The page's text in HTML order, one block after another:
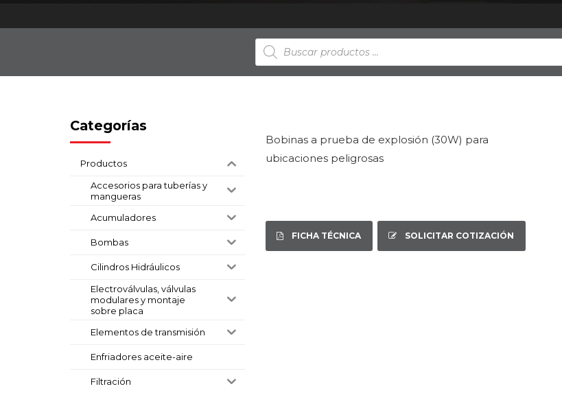
Búsqueda
de
productos
Bobinas a prueba de explosión (30W) para
ubicaciones peligrosas
FICHA TÉCNICA SOLICITAR COTIZACIÓN
Categorías
Productos
Accesorios para tuberías y
mangueras
Acumuladores
Bombas
Cilindros Hidráulicos
Electroválvulas, válvulas
modulares y montaje
sobre placa
Elementos de transmisión
Enfriadores aceite-aire
Filtración